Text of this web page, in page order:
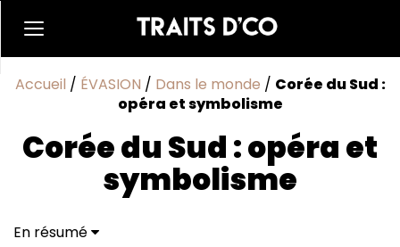
Accueil / ÉVASION / Dans le monde / Corée du Sud :
opéra et symbolisme
Corée du Sud : opéra et
symbolisme
En résumé